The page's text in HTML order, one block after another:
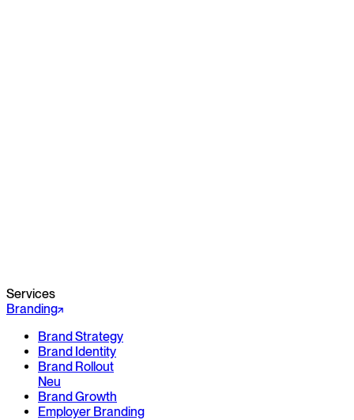
Services
Branding
Brand Strategy
Brand Identity
Brand Rollout
Neu
Brand Growth
Employer Branding